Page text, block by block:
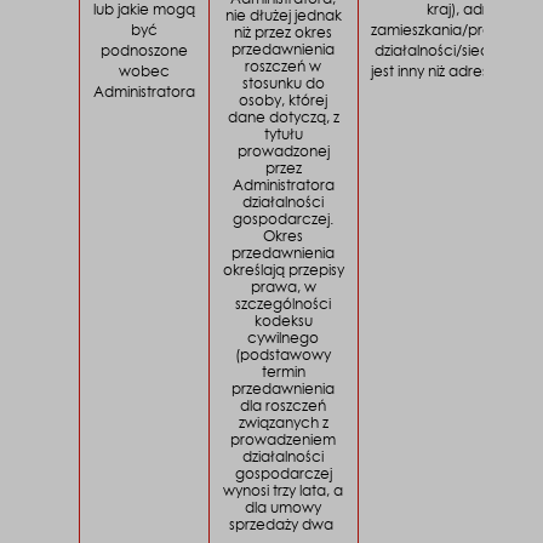
lub jakie mogą
być
podnoszone
wobec
Administratora
nie dłużej jednak
niż przez okres
przedawnienia
roszczeń w
stosunku do
osoby, której
dane dotyczą, z
tytułu
prowadzonej
przez
Administratora
działalności
gospodarczej.
Okres
przedawnienia
określają przepisy
prawa, w
szczególności
kodeksu
cywilnego
(podstawowy
termin
przedawnienia
dla roszczeń
związanych z
prowadzeniem
działalności
gospodarczej
wynosi trzy lata, a
dla umowy
sprzedaży dwa
kraj), adres
zamieszkania/
działalności/siedziby
jest inny niż adres